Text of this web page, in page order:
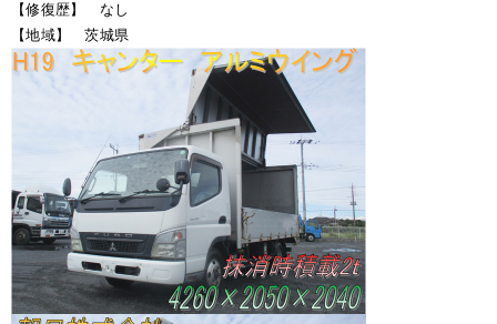
【修復歴】 なし
【地域】 茨城県